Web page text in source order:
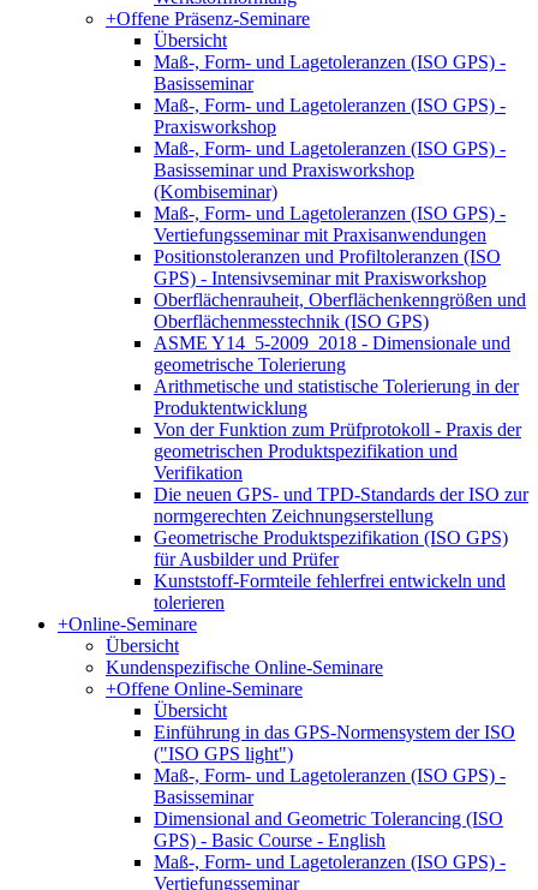
+Offene Präsenz-Seminare
Übersicht
Maß-, Form- und Lagetoleranzen (ISO GPS) -
Basisseminar
Maß-, Form- und Lagetoleranzen (ISO GPS) -
Praxisworkshop
Maß-, Form- und Lagetoleranzen (ISO GPS) -
Basisseminar und Praxisworkshop
(Kombiseminar)
Maß-, Form- und Lagetoleranzen (ISO GPS) -
Vertiefungsseminar mit Praxisanwendungen
Positionstoleranzen und Profiltoleranzen (ISO
GPS) - Intensivseminar mit Praxisworkshop
Oberflächenrauheit, Oberflächenkenngrößen und
Oberflächenmesstechnik (ISO GPS)
ASME Y14_5-2009_2018 - Dimensionale und
geometrische Tolerierung
Arithmetische und statistische Tolerierung in der
Produktentwicklung
Von der Funktion zum Prüfprotokoll - Praxis der
geometrischen Produktspezifikation und
Verifikation
Die neuen GPS- und TPD-Standards der ISO zur
normgerechten Zeichnungserstellung
Geometrische Produktspezifikation (ISO GPS)
für Ausbilder und Prüfer
Kunststoff-Formteile fehlerfrei entwickeln und
tolerieren
+Online-Seminare
Übersicht
Kundenspezifische Online-Seminare
+Offene Online-Seminare
Übersicht
Einführung in das GPS-Normensystem der ISO
("ISO GPS light")
Maß-, Form- und Lagetoleranzen (ISO GPS) -
Basisseminar
Dimensional and Geometric Tolerancing (ISO
GPS) - Basic Course - English
Maß-, Form- und Lagetoleranzen (ISO GPS) -
Vertiefungsseminar